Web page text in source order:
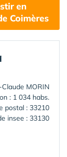
en
Coimères
Claude MORIN
: 1 034 habs.
postal : 33210
insee : 33130